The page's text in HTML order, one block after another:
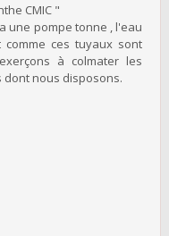
CMIC "
une pompe tonne , l'eau
ces tuyaux sont
à colmater les
dont nous disposons.